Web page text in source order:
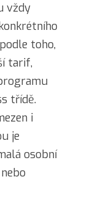
vždy
toho,
tarif,
třídě.
i
je
osobní